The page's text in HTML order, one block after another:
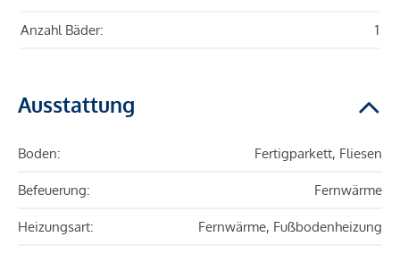
Anzahl Bäder: 1
Ausstattung
Boden: Fertigparkett, Fliesen
Befeuerung: Fernwärme
Heizungsart: Fernwärme, Fußbodenheizung